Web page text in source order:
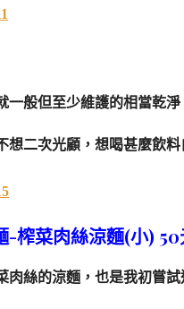
一般但至少維護的相當乾
想二次光顧，想喝甚麼飲
-榨菜肉絲涼麵(小) 50
肉絲的涼麵，也是我初嘗